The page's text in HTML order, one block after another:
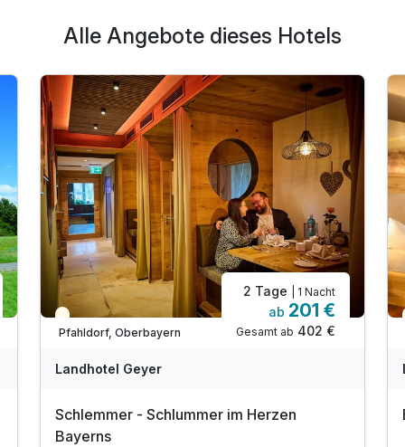
Ausstattung
Zusatznächte
Für 4 Tage
Alle Angebote dieses Hotels
Teilweise ausgelastet
Pfahldorf, Oberbayern
2 Tage | 1 Nacht
ab 201 €
Gesamt ab 402 €
Landhotel Geyer
Schlemmer - Schlummer im Herzen
Bayerns